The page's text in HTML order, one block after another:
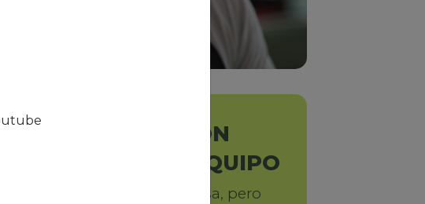
PERO CON
DE CUIDAR AL EQUIPO
come en la oficina o en casa, pero